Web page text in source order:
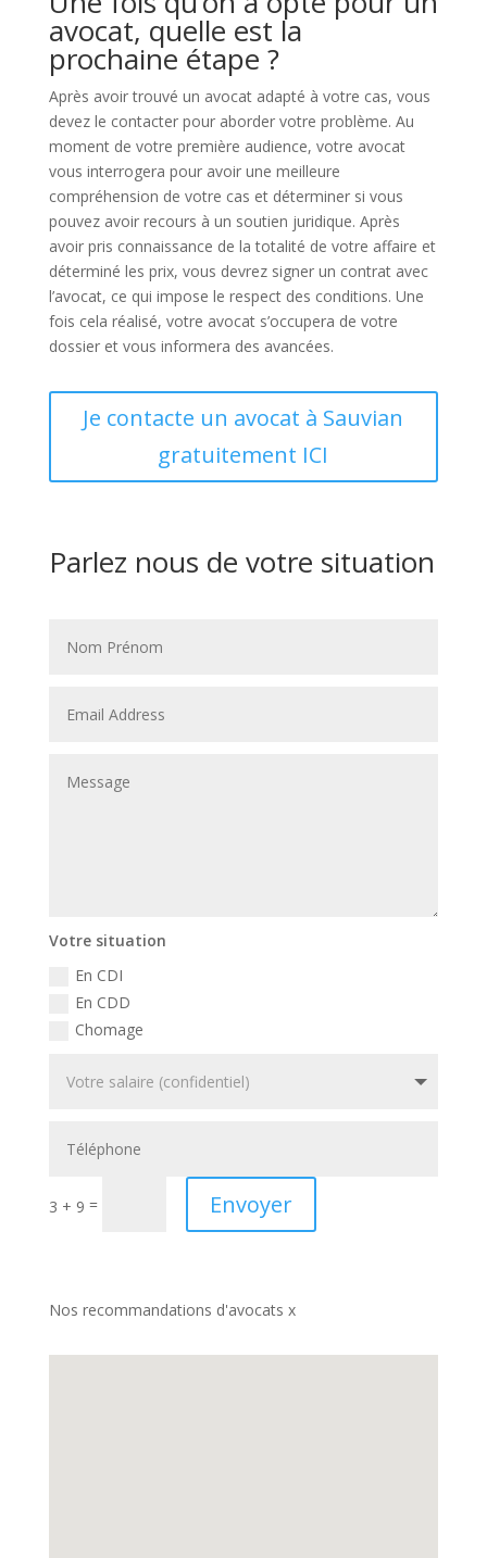
avocat, quelle est la
prochaine étape ?
Après avoir trouvé un avocat adapté à votre cas, vous
devez le contacter pour aborder votre problème. Au
moment de votre première audience, votre avocat
vous interrogera pour avoir une meilleure
compréhension de votre cas et déterminer si vous
pouvez avoir recours à un soutien juridique. Après
avoir pris connaissance de la totalité de votre affaire et
déterminé les prix, vous devrez signer un contrat avec
l’avocat, ce qui impose le respect des conditions. Une
fois cela réalisé, votre avocat s’occupera de votre
dossier et vous informera des avancées.
Je contacte un avocat à Sauvian
gratuitement ICI
Parlez nous de votre situation
Votre situation
En CDI
En CDD
Chomage
3 + 9 = Envoyer
Nos recommandations d'avocats x